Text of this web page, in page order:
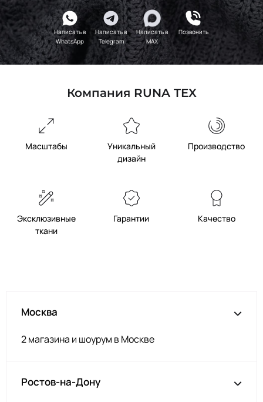
Написать в
WhatsApp
Написать в
Telegram
Написать в
MAX
Позвонить
Компания RUNA TEX
Масштабы
Уникальный
дизайн
Производство
Эксклюзивные
ткани
Гарантии Качество
Москва
2 магазина и шоурум в Москве
Ростов-на-Дону